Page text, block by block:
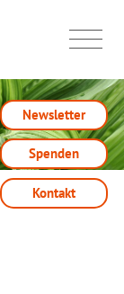
Newsletter
Spenden
Kontakt